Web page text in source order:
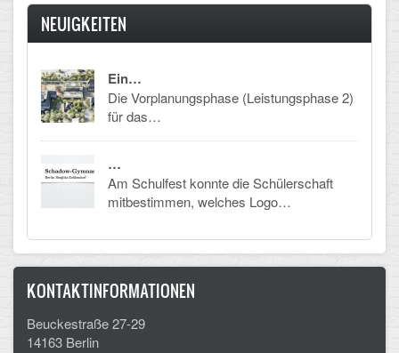
Schulalbum
SCHULLEBEN
Kollegium
Schülervertretung
Sekretariat
Schulsozialarbeit
NEUIGKEITEN
Ein…
Die Vorplanungsphase (Leistungsphase 2)
für das…
…
Am Schulfest konnte die Schülerschaft
mitbestimmen, welches Logo…
KONTAKTINFORMATIONEN
Beuckestraße 27-29
14163 Berlin